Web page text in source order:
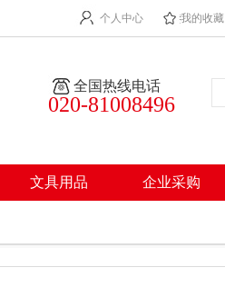
个人中心 我的收藏
全国热线电话
020-81008496
文具用品 企业采购